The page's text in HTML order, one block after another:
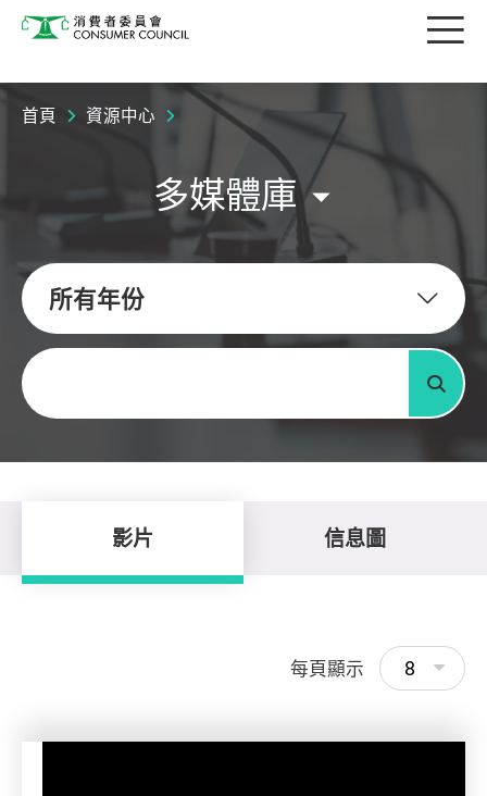
消費者委員會 目
首頁 資源中心
多媒體庫
所有年份
關鍵字
搜尋
影片 信息圖
每頁顯示 8